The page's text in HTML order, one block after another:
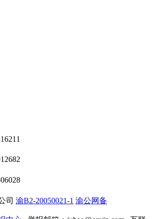
司 渝B2-20050021-1 渝公网备